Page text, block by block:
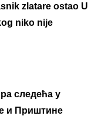
zlatare ostao U
niko nije
следећа у
и Приштине